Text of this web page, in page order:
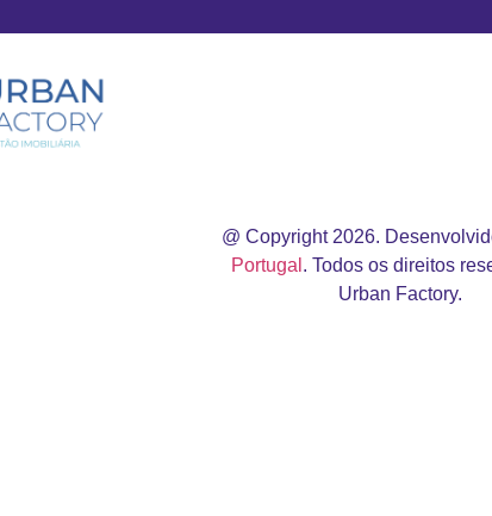
@ Copyright 2026.
Portugal . Todos os direitos
Urban Factory.